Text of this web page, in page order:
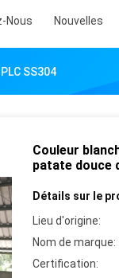
Nous Nouvelles
SS304
Couleur
patate douce
Détails sur le
Lieu d'origine:
Nom de marque:
Certification: